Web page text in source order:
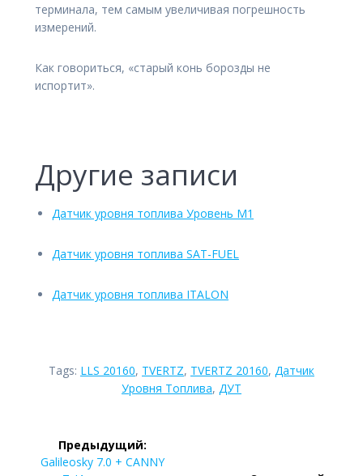
терминала, тем самым увеличивая погрешность
измерений.
Как говориться, «старый конь борозды не
испортит».
Другие записи
Датчик уровня топлива Уровень М1
Датчик уровня топлива SAT-FUEL
Датчик уровня топлива ITALON
Tags: LLS 20160, TVERTZ, TVERTZ 20160, Датчик
Уровня Топлива, ДУТ
Навигация
Предыдущий:
Предыдущая
Galileosky 7.0 + CANNY